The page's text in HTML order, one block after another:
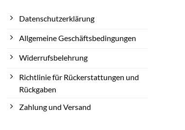
Datenschutzerklärung
Allgemeine Geschäftsbedingungen
Widerrufsbelehrung
Richtlinie für Rückerstattungen und
Rückgaben
Zahlung und Versand